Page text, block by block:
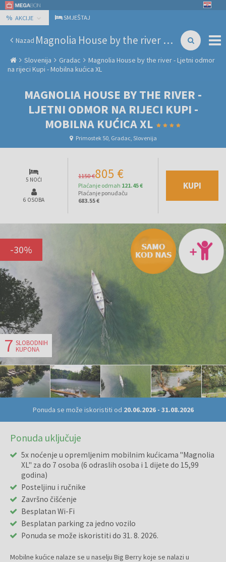
% AKCIJE SMJEŠTAJ
Nazad Magnolia House by the river - Ljetni odmor na rijeci Kupi - Mobilna kućica XL
Slovenija Gradac
Magnolia House by the river - Ljetni odmor
na rijeci Kupi - Mobilna kućica XL
MAGNOLIA HOUSE BY THE RIVER -
LJETNI ODMOR NA RIJECI KUPI -
MOBILNA KUĆICA XL
Primostek 50, Gradac, Slovenija
5 NOĆI
6 OSOBA
1150 €805 €
Plaćanje odmah 121.45 €
Plaćanje ponuđaču
683.55 €
KUPI
-30%
7 SLOBODNIH
KUPONA
Ponuda se može iskoristiti od 20.06.2026- 31.08.2026
Ponuda uključuje
5x noćenje u opremljenim mobilnim kućicama "Magnolia
XL" za do 7 osoba (6 odraslih osoba i 1 dijete do 15,99
godina)
Posteljinu i ručnike
Završno čišćenje
Besplatan Wi-Fi
Besplatan parking za jedno vozilo
Ponuda se može iskoristiti do 31. 8. 2026.
Mobilne kućice nalaze se u naselju Big Berry koje se nalazi u